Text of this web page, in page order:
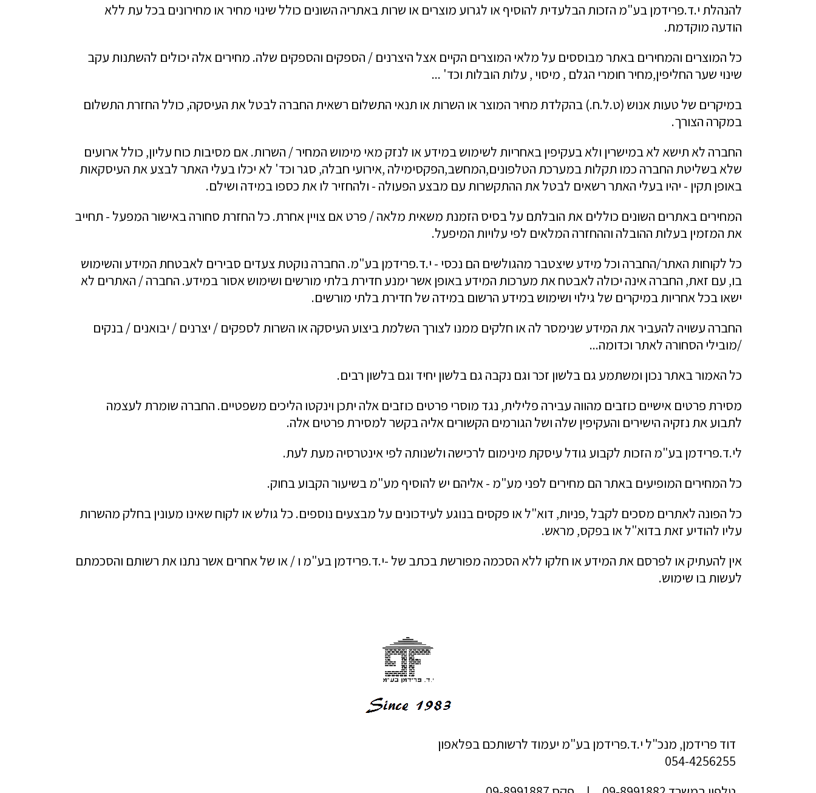
להנהלת י.ד.פרידמן בע"מ הזכות הבלעדית להוסיף או לגרוע מוצרים או שרות באתריה השונים כולל שינוי מחיר או מחירונים בכל עת ללא
הודעה מוקדמת.
כל המוצרים והמחירים באתר מבוססים על מלאי המוצרים הקיים אצל היצרנים / הספקים והספקים שלה. מחירים אלה יכולים להשתנות עקב
שינוי שער החליפין,מחיר חומרי הגלם , מיסוי , עלות הובלות וכד' ...
במיקרים של טעות אנוש (ט.ל.ח.) בהקלדת מחיר המוצר או השרות או תנאי התשלום רשאית החברה לבטל את העיסקה, כולל החזרת התשלום
במקרה הצורך.
החברה לא תישא לא במישרין ולא בעקיפין באחריות לשימוש במידע או לנזק מאי מימוש המחיר / השרות. אם מסיבות כוח עליון, כולל ארועים
שלא בשליטת החברה כמו תקלות במערכת הטלפונים,המחשב,הפקסימילה ,אירועי חבלה, סגר וכד' לא יכלו בעלי האתר לבצע את העיסקאות
באופן תקין - יהיו בעלי האתר רשאים לבטל את ההתקשרות עם מבצע הפעולה - ולהחזיר לו את כספו במידה ושילם.
המחירים באתרים השונים כוללים את הובלתם על בסיס הזמנת משאית מלאה / פרט אם צויין אחרת. כל החזרת סחורה באישור המפעל - תחייב
את המזמין בעלות ההובלה וההחזרה המלאים לפי עלויות המיפעל.
כל לקוחות האתר/החברה וכל מידע שיצטבר מהגולשים הם נכסי - י.ד.פרידמן בע"מ. החברה נוקטת צעדים סבירים לאבטחת המידע והשימוש
בו, עם זאת, החברה אינה יכולה לאבטח את מערכות המידע באופן אשר ימנע חדירת בלתי מורשים ושימוש אסור במידע. החברה / האתרים לא
ישאו בכל אחריות במיקרים של גילוי ושימוש במידע הרשום במידה של חדירת בלתי מורשים.
החברה עשויה להעביר את המידע שנימסר לה או חלקים ממנו לצורך השלמת ביצוע העיסקה או השרות לספקים / יצרנים / יבואנים / בנקים
/מובילי הסחורה לאתר וכדומה...
כל האמור באתר נכון ומשתמע גם בלשון זכר וגם נקבה גם בלשון יחיד וגם בלשון רבים.
מסירת פרטים אישיים כוזבים מהווה עבירה פלילית, נגד מוסרי פרטים כוזבים אלה יתכן וינקטו הליכים משפטיים. החברה שומרת לעצמה
לתבוע את נזקיה הישירים והעקיפין שלה ושל הגורמים הקשורים אליה בקשר למסירת פרטים אלה.
לי.ד.פרידמן בע"מ הזכות לקבוע גודל עיסקת מינימום לרכישה ולשנותה לפי אינטרסיה מעת לעת.
כל המחירים המופיעים באתר הם מחירים לפני מע"מ - אליהם יש להוסיף מע"מ בשיעור הקבוע בחוק.
כל הפונה לאתרים מסכים לקבל ,פניות, דוא"ל או פקסים בנוגע לעידכונים על מבצעים נוספים. כל גולש או לקוח שאינו מעונין בחלק מהשרות
עליו להודיע זאת בדוא"ל או בפקס, מראש.
אין להעתיק או לפרסם את המידע או חלקו ללא הסכמה מפורשת בכתב של -י.ד.פרידמן בע"מ ו / או של אחרים אשר נתנו את רשותם והסכמתם
לעשות בו שימוש.
דוד פרידמן, מנכ"ל י.ד.פרידמן בע"מ יעמוד לרשותכם בפלאפון
054-4256255